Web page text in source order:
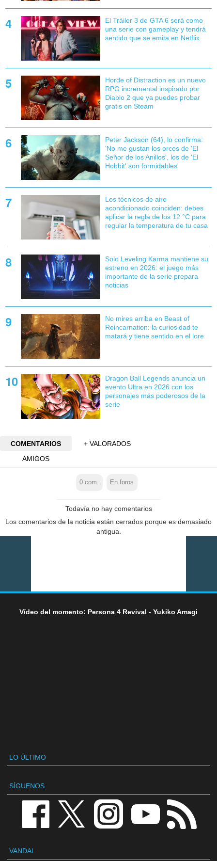
El Tráiler 3 de GTA 6 será como
una serie con gameplay y tendrá
sentido que se emita en Netflix
Horde of Distraction es un nuevo
RPG incremental inspirado por
Diablo 2 que ya puedes probar
gratis en Steam
Peter Jackson (64), lo confirma:
'No me gustan los orcos de 'El
Señor de los Anillos', los de 'El
Hobbit' son formidables'
Los técnicos de aire
acondicionado coinciden: debes
aplicar la regla de los 12 °C para
regular la temperatura de tu casa
Solo Leveling Karma mantiene su
estreno en 2026: el juego más
importante de la serie prepara
noticias
No mires arriba en Beast of
Reincarnation: la curiosidad te
matará y tiene sentido en el lore
Dragon Ball Legends anuncia un
evento Ultra en 2026 con los
personajes más poderosos de la
serie
COMENTARIOS
+ VALORADOS
AMIGOS
0 com. En foros
Todavía no hay comentarios
Los comentarios de la noticia están cerrados porque es demasiado
antigua.
Vídeo del momento: Persona 4 Revival - Yukiko Amagi
LO ÚLTIMO
SÍGUENOS
VANDAL